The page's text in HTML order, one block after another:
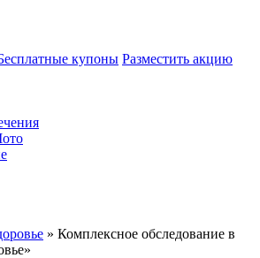
купоны Разместить акцию
» Комплексное обследование в